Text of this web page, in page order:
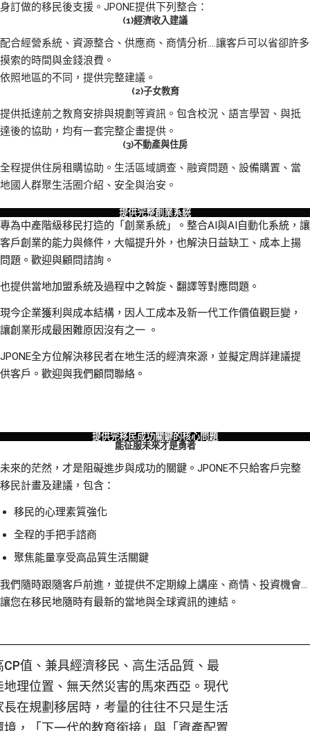
身訂做的移民後支援。JPONE提供下列整合：
(1)經濟收入建議
配合經營系統、資源整合、供應商、商情分析….讓客戶可以省卻許多
摸索的時間與金錢浪費。
依照地區的不同，提供完整建議。
(2)子女教育
提供抵達前之教育安排與規劃等資訊。包含校況、語言學習、與抵
達後的協助，均有一套完整企畫提供。
(3)不動產與住房
全程提供住房租購協助。生活區域調查、融資問題、設備購置、當
地國人群聚生活圈介紹、安全與治安。
提供完整創業系統
專為中產階級移民打造的「創業系統」。整合AI與AI自動化系統，讓
客戶創業的能力與條件，大幅提升外，也解決日益缺工、成本上揚
問題。歡迎與顧問諮詢。
也提供當地加盟系統及過程中之斡旋、翻譯等對應問題。
現今企業獲利與成本結構，因人工成本及新一代工作價值觀巨變，
讓創業形成最困難原因沒有之一 。
JPONE全方位解決移民者在地生活的經濟來源，並擬定周詳建議提
供客戶。歡迎與我們顧問聯絡。
提供完移民成功關鍵的核心問題
能征服未來才是勇者
未來的茫然，才是阻礙進步與成功的關鍵。JPONE不只給客戶完整
移民計畫及建議，包含：
移民的心理素質強化
全程的手把手諮商
聚焦能量享受高品質生活關鍵
我們隨時跟隨客戶前進，並提供不定期線上講座、商情、投資機會…
讓您在移民地隨時有最新的當地與全球資訊的連結。
CP值、兼具經濟移民、高生活品質、最
地理位置、無天然災害的馬來西亞。現代
長在規劃移居時，考量的往往不只是生活
境，「下一代的教育銜接」與「資產配置